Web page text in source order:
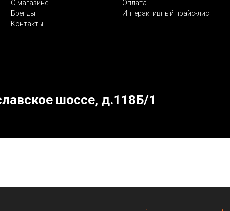
О магазине
Оплата
Бренды
Интерактивный прайс-лист
Контакты
шоссе, д.118Б/1